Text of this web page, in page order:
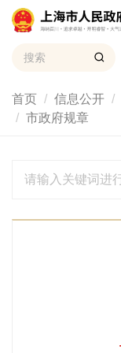
首页 信息公开
市政府规章